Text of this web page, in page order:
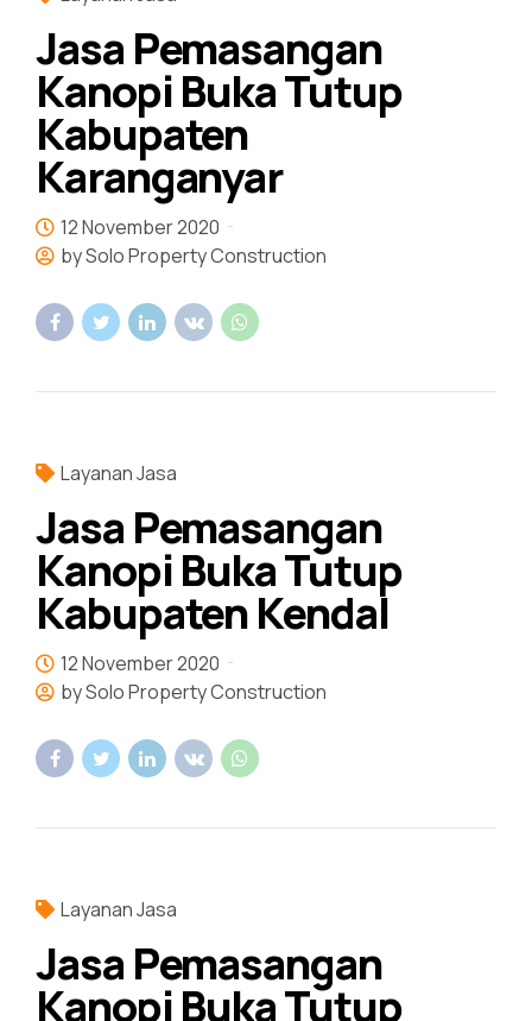
Jasa Pemasangan
Kanopi Buka Tutup
Kabupaten
Karanganyar
12 November 2020
by Solo Property Construction
Layanan Jasa
Jasa Pemasangan
Kanopi Buka Tutup
Kabupaten Kendal
12 November 2020
by Solo Property Construction
Layanan Jasa
Jasa Pemasangan
Kanopi Buka Tutup